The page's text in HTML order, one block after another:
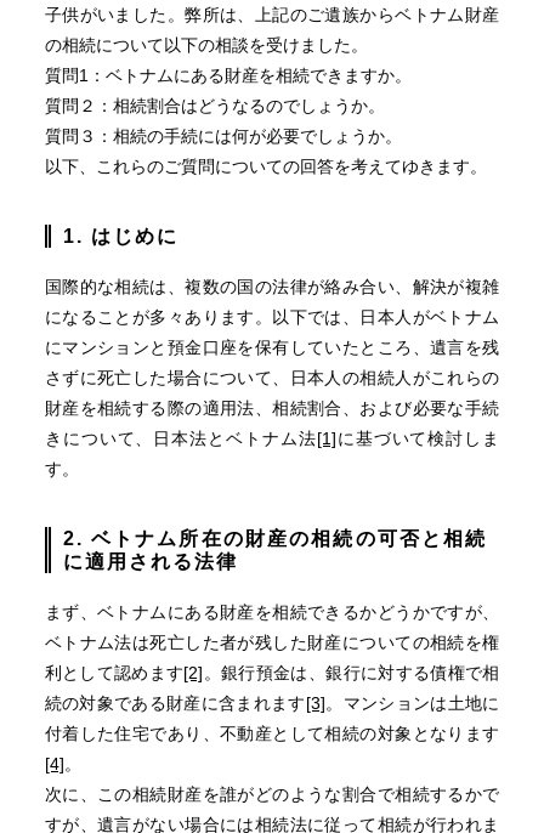
子供がいました。弊所は、上記のご遺族からベトナム財産
の相続について以下の相談を受けました。
質問1：ベトナムにある財産を相続できますか。
質問２：相続割合はどうなるのでしょうか。
質問３：相続の手続には何が必要でしょうか。
以下、これらのご質問についての回答を考えてゆきます。
1. はじめに
国際的な相続は、複数の国の法律が絡み合い、解決が複雑
になることが多々あります。以下では、日本人がベトナム
にマンションと預金口座を保有していたところ、遺言を残
さずに死亡した場合について、日本人の相続人がこれらの
財産を相続する際の適用法、相続割合、および必要な手続
きについて、日本法とベトナム法[1]に基づいて検討しま
す。
2. ベトナム所在の財産の相続の可否と相続
に適用される法律
まず、ベトナムにある財産を相続できるかどうかですが、
ベトナム法は死亡した者が残した財産についての相続を権
利として認めます[2] 。銀行預金は、銀行に対する債権で相
続の対象である財産に含まれます[3]。マンションは土地に
付着した住宅であり、不動産として相続の対象となります
[4]。
次に、この相続財産を誰がどのような割合で相続するかで
すが、遺言がない場合には相続法に従って相続が行われま